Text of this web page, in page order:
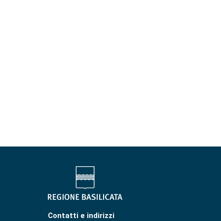
Contatti e indirizzi